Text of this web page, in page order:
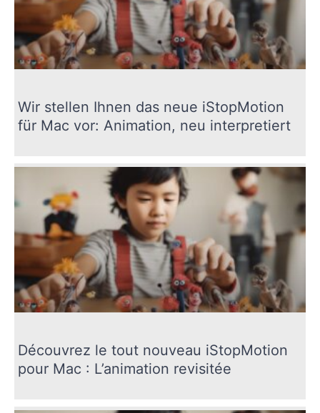
Wir stellen Ihnen das neue iStopMotion
für Mac vor: Animation, neu interpretiert
Découvrez le tout nouveau iStopMotion
pour Mac : L’animation revisitée